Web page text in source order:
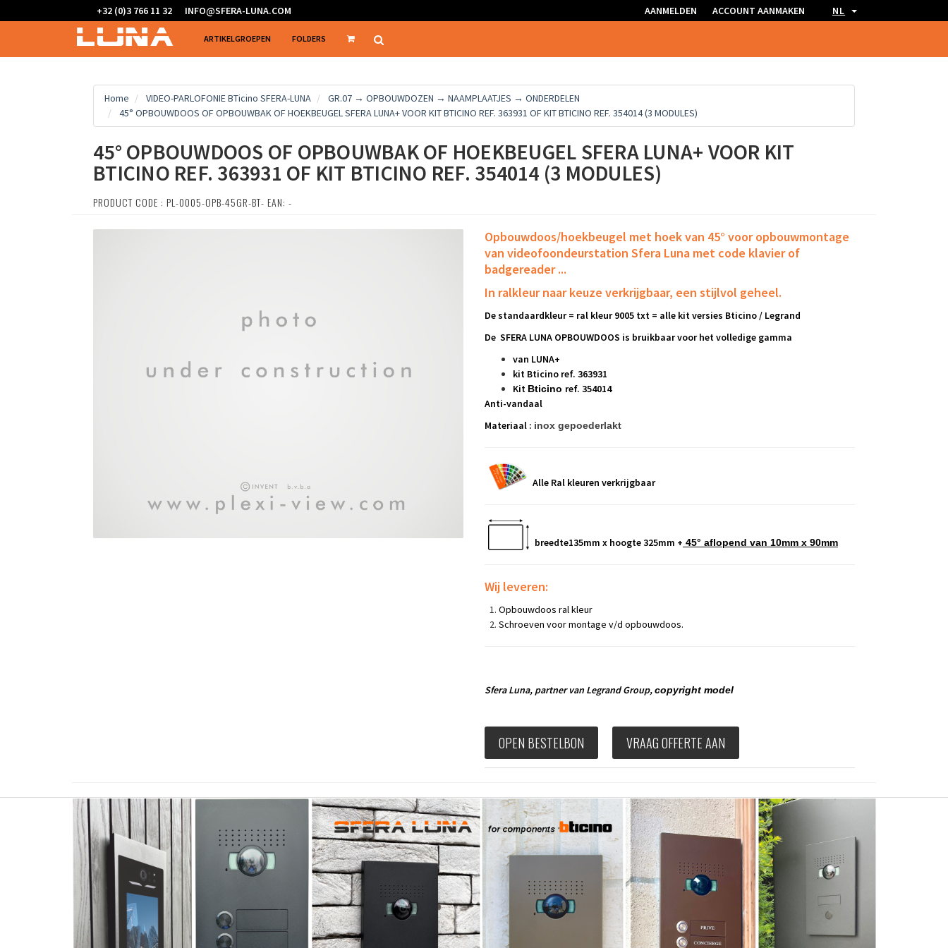
+32 (0)3 766 11 32 INFO@SFERA-LUNA.COM AANMELDEN ACCOUNT AANMAKEN NL
ARTIKELGROEPEN FOLDERS
Home VIDEO-PARLOFONIE BTicino SFERA-LUNA
GR.07 → OPBOUWDOZEN → NAAMPLAATJES → ONDERDELEN
45° OPBOUWDOOS OF OPBOUWBAK OF HOEKBEUGEL SFERA LUNA+ VOOR KIT BTICINO REF. 363931 OF KIT BTICINO REF. 354014 (3 MODULES)
45° OPBOUWDOOS OF OPBOUWBAK OF HOEKBEUGEL SFERA LUNA+ VOOR KIT
BTICINO REF. 363931 OF KIT BTICINO REF. 354014 (3 MODULES)
PRODUCT CODE : PL-0005-OPB-45GR-BT- EAN: -
Opbouwdoos/hoekbeugel met hoek van 45° voor opbouwmontage
van videofoondeurstation Sfera Luna met code klavier of
badgereader ...
In ralkleur naar keuze verkrijgbaar, een stijlvol geheel.
De standaardkleur = ral kleur 9005 txt = alle kit versies Bticino / Legrand
De SFERA LUNA OPBOUWDOOS is bruikbaar voor het volledige gamma
van LUNA+
kit Bticino ref. 363931
Kit Bticino ref. 354014
Anti-vandaal
Materiaal : inox gepoederlakt
Alle Ral kleuren verkrijgbaar
breedte135mm x hoogte 325mm + 45° aflopend van 10mm x 90mm
Wij leveren:
Opbouwdoos ral kleur
Schroeven voor montage v/d opbouwdoos.
Sfera Luna, partner van Legrand Group,copyright model
OPEN BESTELBON VRAAG OFFERTE AAN